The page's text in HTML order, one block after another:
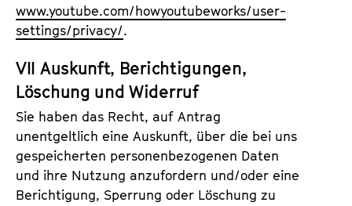
www.youtube.com/howyoutubeworks/user-
settings/privacy/.
VII Auskunft, Berichtigungen,
Löschung und Widerruf
Sie haben das Recht, auf Antrag
unentgeltlich eine Auskunft, über die bei uns
gespeicherten personenbezogenen Daten
und ihre Nutzung anzufordern und/oder eine
Berichtigung, Sperrung oder Löschung zu